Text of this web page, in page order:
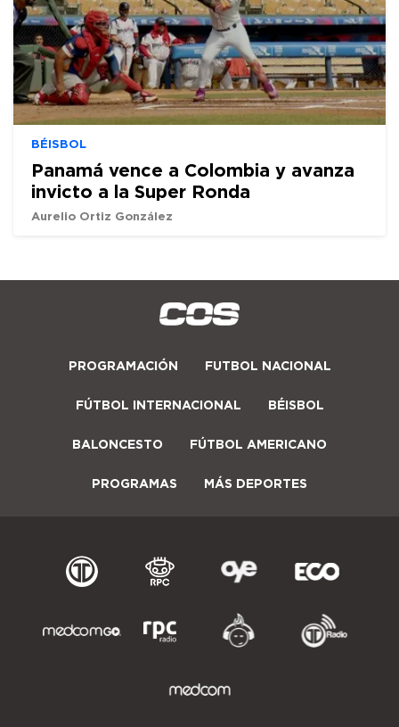
BÉISBOL
Panamá vence a Colombia y avanza
invicto a la Super Ronda
Aurelio Ortiz González
PROGRAMACIÓN FUTBOL NACIONAL
FÚTBOL INTERNACIONAL BÉISBOL
BALONCESTO FÚTBOL AMERICANO
PROGRAMAS MÁS DEPORTES